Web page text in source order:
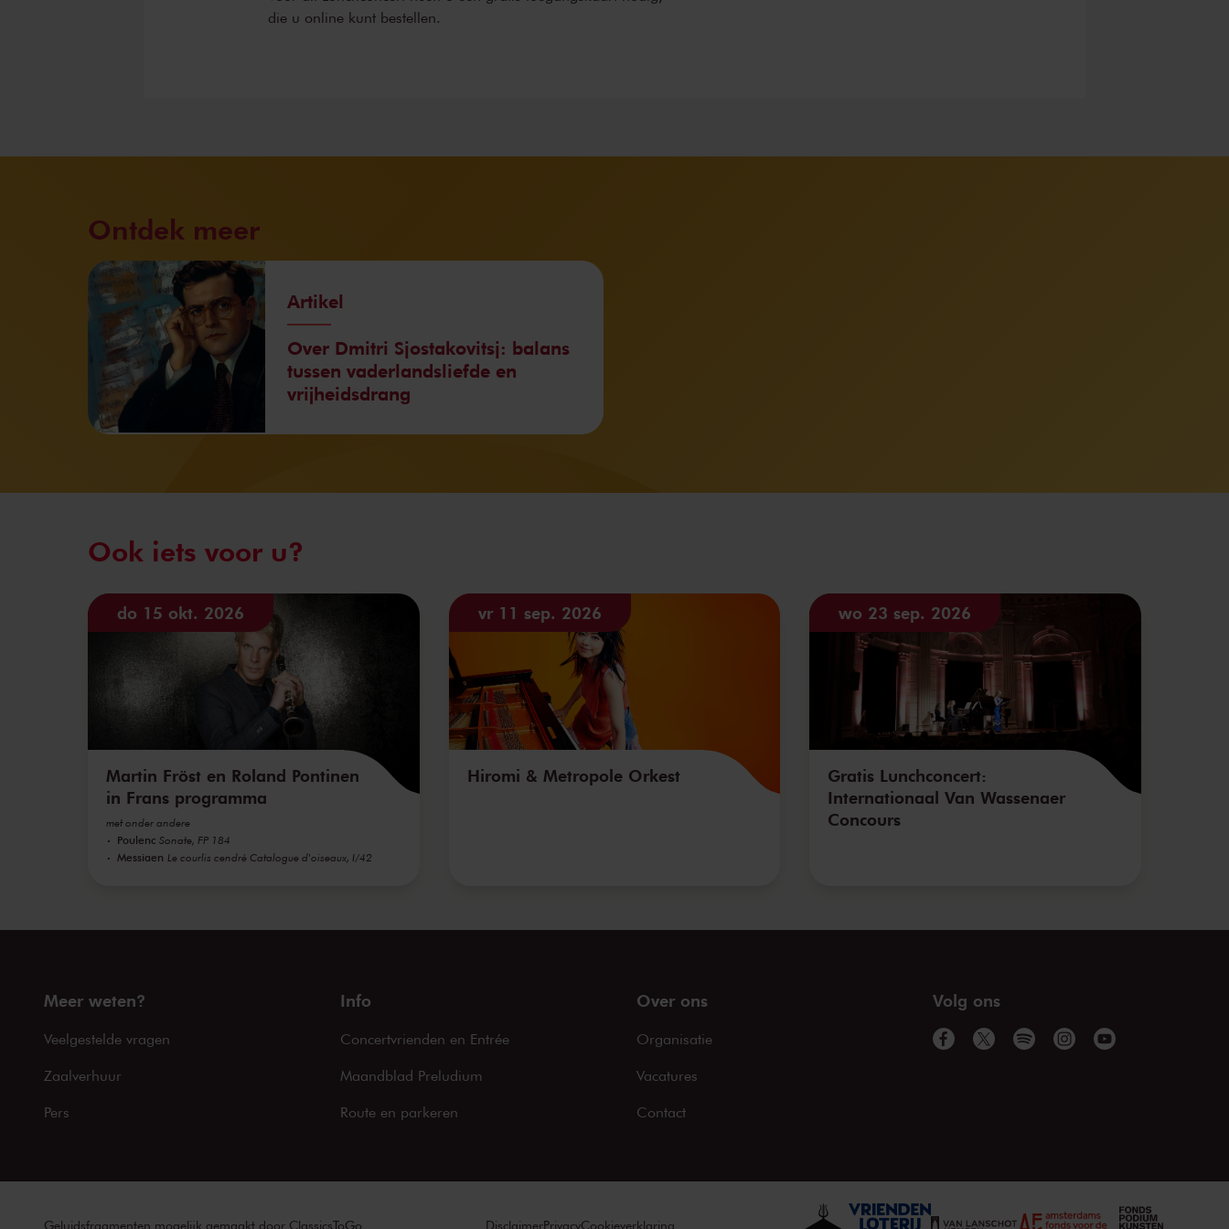
die u online kunt bestellen.
Ontdek meer
Artikel
Over Dmitri Sjostakovitsj: balans
tussen vaderlandsliefde en
vrijheidsdrang
Ook iets voor u?
do 15 okt. 2026
Martin Fröst en Roland Pontinen
in Frans programma
met onder andere
Poulenc Sonate, FP 184
Messiaen Le courlis cendré Catalogue d'oiseaux, I/42
vr 11 sep. 2026
Hiromi & Metropole Orkest
wo 23 sep. 2026
Gratis Lunchconcert:
Internationaal Van Wassenaer
Concours
Meer weten?
Veelgestelde vragen
Zaalverhuur
Pers
Info
Concertvrienden en Entrée
Maandblad Preludium
Route en parkeren
Over ons
Organisatie
Vacatures
Contact
Volg ons
Geluidsfragmenten mogelijk gemaakt door ClassicsToGo DisclaimerPrivacyCookieverklaring